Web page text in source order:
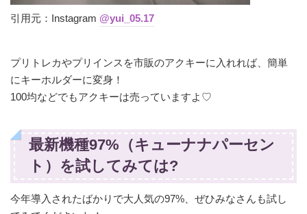
引用元：Instagram @yui_05.17
プリトレカやプリインスを市販のアクキーに入れれば、簡単
にキーホルダーに変身！
100均などでもアクキーは売っていますよ♡
最新機種97%（キューナナパーセン
ト）を試してみては?
今年導入されたばかりで大人気の97%、ぜひみなさんも試し